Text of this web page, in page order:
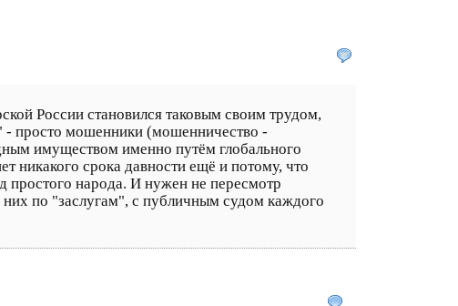
России становился таковым своим трудом,
- просто мошенники (мошенничество -
имуществом именно путём глобального
никакого срока давности ещё и потому, что
простого народа. И нужен не пересмотр
них по "заслугам", с публичным судом каждого